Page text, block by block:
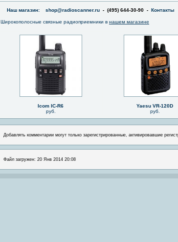
Наш магазин: shop@radioscanner.ru - (495) 644-30-90 - Контакты
Широкополосные связные радиоприемники в нашем магазине
Icom IC-R6
руб.
Yaesu VR-120D
руб.
Добавлять комментарии могут только зарегистрированные, активировавшие
Файл загружен: 20 Янв 2014 20:08